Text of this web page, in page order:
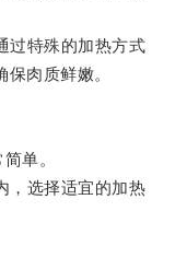
特殊的加热方式
肉质鲜嫩。
单。
选择适宜的加热